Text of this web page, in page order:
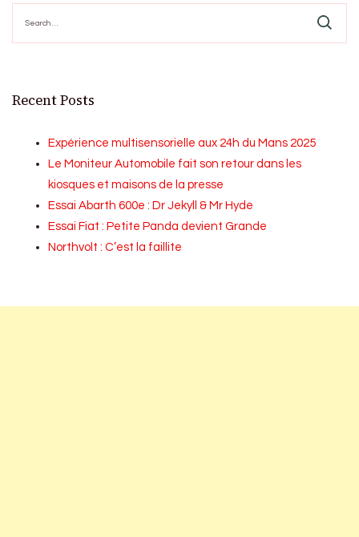
for:
Recent Posts
Expérience multisensorielle aux 24h du Mans 2025
Le Moniteur Automobile fait son retour dans les
kiosques et maisons de la presse
Essai Abarth 600e : Dr Jekyll & Mr Hyde
Essai Fiat : Petite Panda devient Grande
Northvolt : C’est la faillite